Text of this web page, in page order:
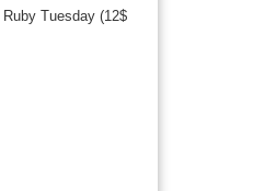
Tuesday (12$